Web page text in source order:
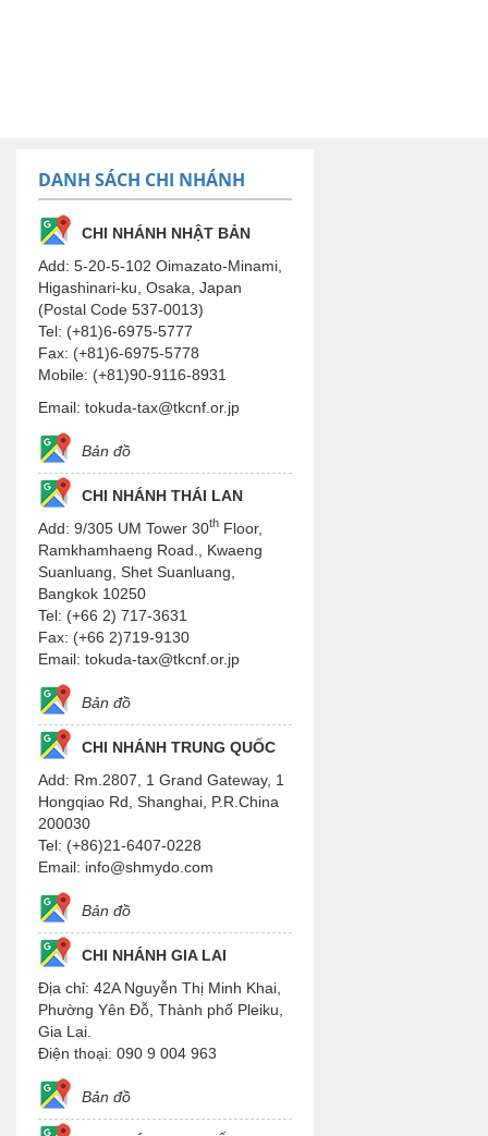
DANH SÁCH CHI NHÁNH
CHI NHÁNH NHẬT BẢN
Add: 5-20-5-102 Oimazato-Minami,
Higashinari-ku, Osaka, Japan
(Postal Code 537-0013)
Tel: (+81)6-6975-5777
Fax: (+81)6-6975-5778
Mobile: (+81)90-9116-8931
Email: tokuda-tax@tkcnf.or.jp
Bản đồ
CHI NHÁNH THÁI LAN
Add: 9/305 UM Tower 30th Floor,
Ramkhamhaeng Road., Kwaeng
Suanluang, Shet Suanluang,
Bangkok 10250
Tel: (+66 2) 717-3631
Fax: (+66 2)719-9130
Email: tokuda-tax@tkcnf.or.jp
Bản đồ
CHI NHÁNH TRUNG QUỐC
Add: Rm.2807, 1 Grand Gateway, 1
Hongqiao Rd, Shanghai, P.R.China
200030
Tel: (+86)21-6407-0228
Email: info@shmydo.com
Bản đồ
CHI NHÁNH GIA LAI
Địa chỉ: 42A Nguyễn Thị Minh Khai,
Phường Yên Đỗ, Thành phố Pleiku,
Gia Lai.
Điện thoại: 090 9 004 963
Bản đồ